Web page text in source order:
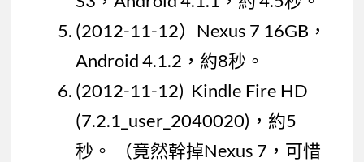
(2012-11-12）Nexus 7 16GB，
Android 4.1.2，約8秒。
(2012-11-12) Kindle Fire HD
(7.2.1_user_2040020)，約5
秒。 （竟然幹掉Nexus 7，可惜